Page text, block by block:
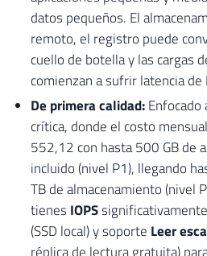
datos pequeños. El
remoto, el registro puede
cuello de botella y las cargas
comienzan a sufrir latencia de
De primera calidad:Enfocado
crítica, donde el costo
552,12 con hasta 500 GB de
incluido (nivel P1), llegando
TB de almacenamiento (nivel
tienes IOPS
(SSD local) y soporte Leer